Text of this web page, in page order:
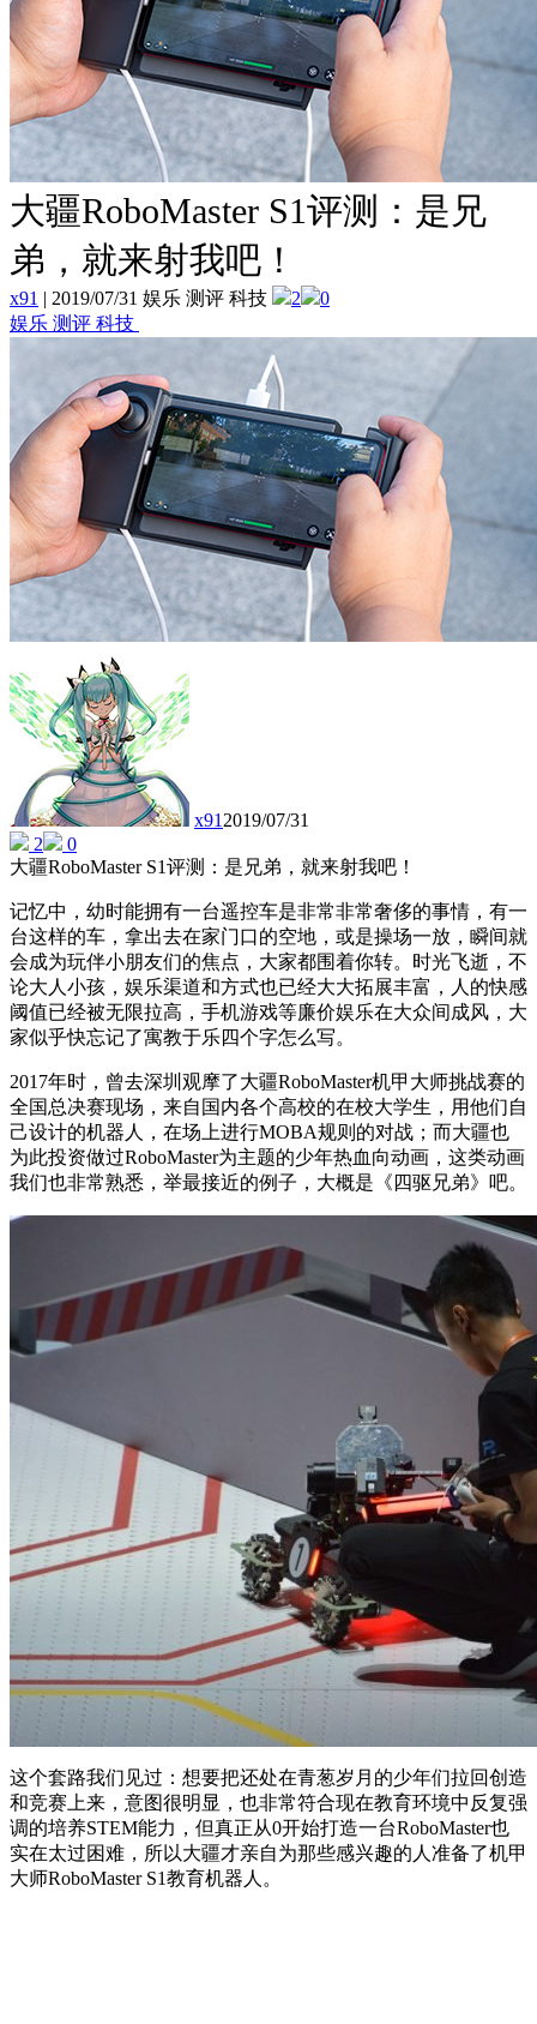
大疆RoboMaster S1评测：是兄
弟，就来射我吧！
x91 | 2019/07/31 娱乐 测评 科技 2
0
娱乐 测评 科技
x912019/07/31
2
0
大疆RoboMaster S1评测：是兄弟，就来射我吧！
记忆中，幼时能拥有一台遥控车是非常非常奢侈的事情，有一
台这样的车，拿出去在家门口的空地，或是操场一放，瞬间就
会成为玩伴小朋友们的焦点，大家都围着你转。时光飞逝，不
论大人小孩，娱乐渠道和方式也已经大大拓展丰富，人的快感
阈值已经被无限拉高，手机游戏等廉价娱乐在大众间成风，大
家似乎快忘记了寓教于乐四个字怎么写。
2017年时，曾去深圳观摩了大疆RoboMaster机甲大师挑战赛的
全国总决赛现场，来自国内各个高校的在校大学生，用他们自
己设计的机器人，在场上进行MOBA规则的对战；而大疆也
为此投资做过RoboMaster为主题的少年热血向动画，这类动画
我们也非常熟悉，举最接近的例子，大概是《四驱兄弟》吧。
这个套路我们见过：想要把还处在青葱岁月的少年们拉回创造
和竞赛上来，意图很明显，也非常符合现在教育环境中反复强
调的培养STEM能力，但真正从0开始打造一台RoboMaster也
实在太过困难，所以大疆才亲自为那些感兴趣的人准备了机甲
大师RoboMaster S1教育机器人。